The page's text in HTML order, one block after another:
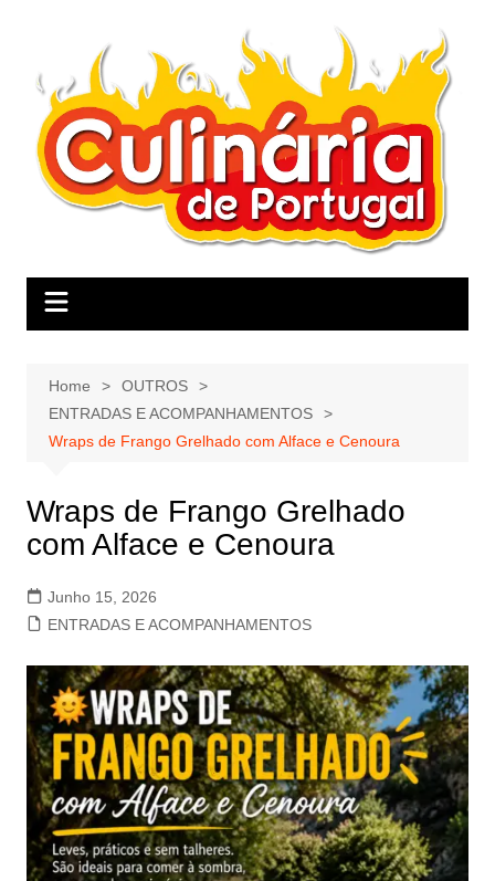
Home
OUTROS
ENTRADAS E ACOMPANHAMENTOS
Wraps de Frango Grelhado com Alface e Cenoura
Wraps de Frango Grelhado
com Alface e Cenoura
Junho 15, 2026
ENTRADAS E ACOMPANHAMENTOS